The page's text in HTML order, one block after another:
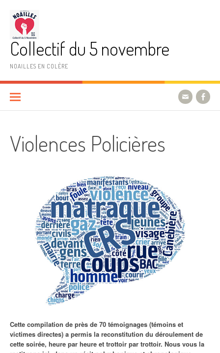
contenu
Collectif du 5 novembre
NOAILLES EN COLÈRE
Violences Policières
Cette compilation de près de 70 témoignages (témoins et
victimes directes) a permis la reconstitution du déroulement de
cette soirée, heure par heure et trottoir par trottoir. Nous vous la